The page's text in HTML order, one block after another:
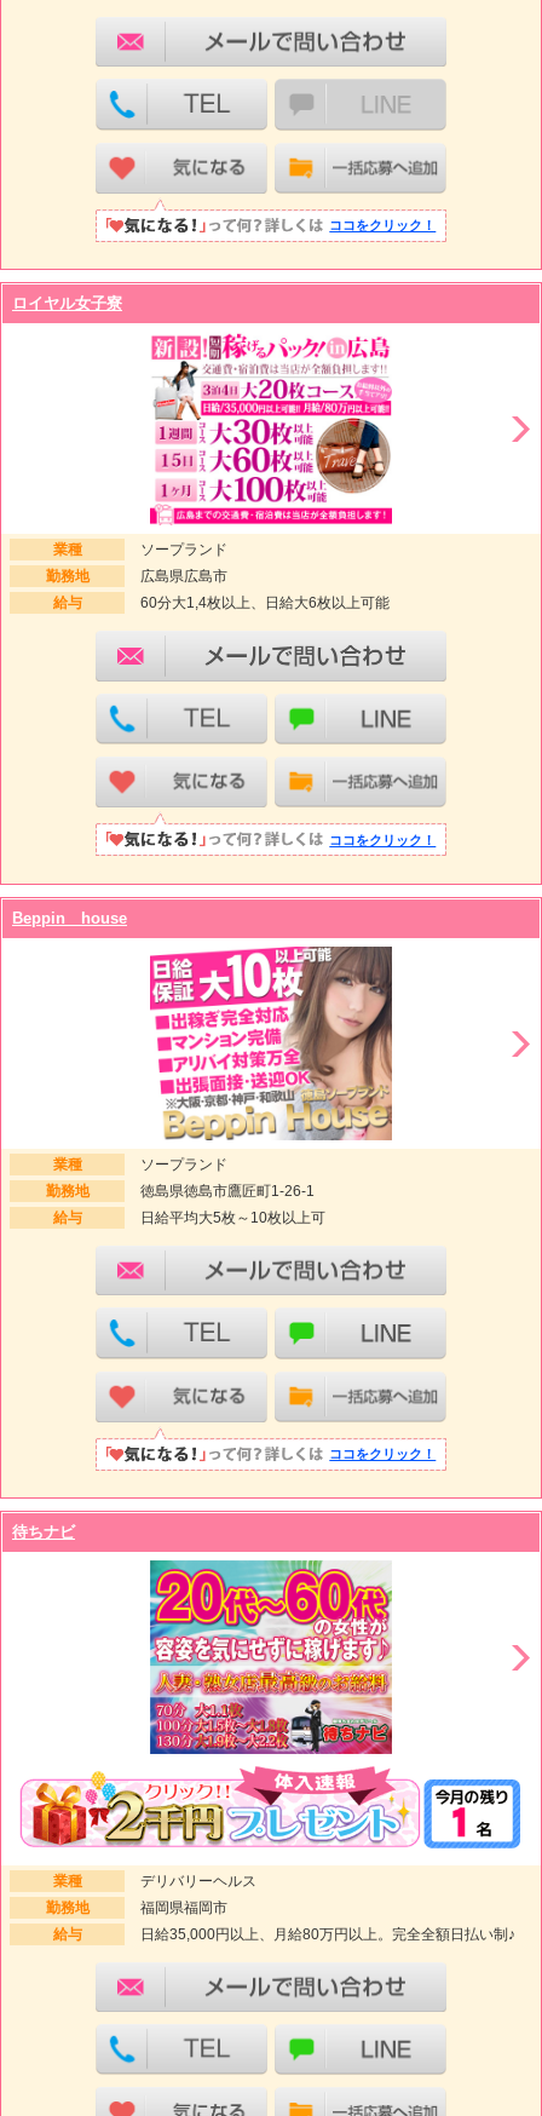
ココをクリック！
ロイヤル女子寮
業種
ソープランド
勤務地
広島県広島市
給与
60分大1,4枚以上、日給大6枚以上可能
ココをクリック！
Beppin house
業種
ソープランド
勤務地
徳島県徳島市鷹匠町1-26-1
給与
日給平均大5枚～10枚以上可
ココをクリック！
待ちナビ
業種
デリバリーヘルス
勤務地
福岡県福岡市
給与
日給35,000円以上、月給80万円以上。完全全額日払い制♪